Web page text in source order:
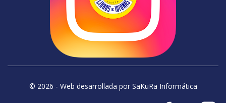
© 2026 - Web desarrollada por SaKuRa Informática